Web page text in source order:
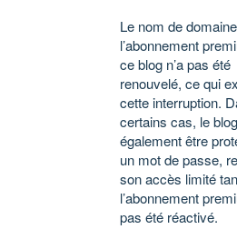
Le nom de
l’abonnement
ce blog n’a pas été
renouvelé, ce qui
cette interruption.
certains cas, le
également être
un mot de passe,
son accès limité
l’abonnement
pas été réactivé.